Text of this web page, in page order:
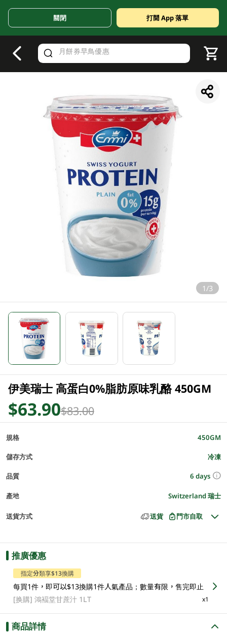
Valid Until 30 June 2026
關閉 打開 App 落單
1/3
伊美瑞士 高蛋白0%脂肪原味乳酪 450GM
$63.90$83.00
規格 450GM
儲存方式 冷凍
品質 6 days
產地 Switzerland 瑞士
送貨方式 送貨 門市自取
推廣優惠
指定分類享$13換購
每買1件，即可以$13換購1件人氣產品；數量有限，售完即止
[换購]鴻褔堂甘蔗汁 1LT x1
商品詳情